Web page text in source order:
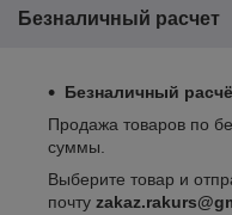
Безналичный расчет
Безналичный
Продажа товаров по
суммы.
Выберите товар и
почту